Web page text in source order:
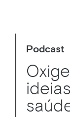
Podcast